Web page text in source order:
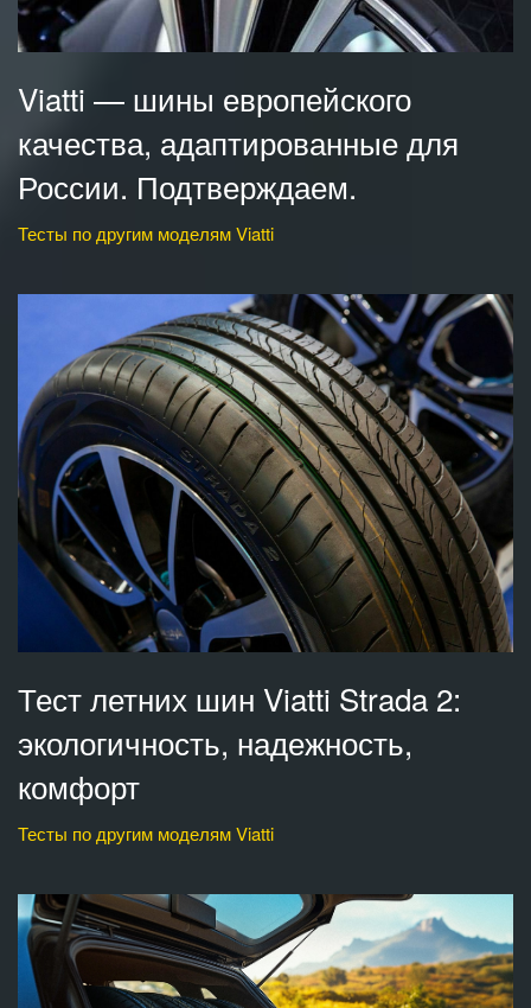
Viatti — шины европейского
качества, адаптированные для
России. Подтверждаем.
Тесты по другим моделям Viatti
Тест летних шин Viatti Strada 2:
экологичность, надежность,
комфорт
Тесты по другим моделям Viatti